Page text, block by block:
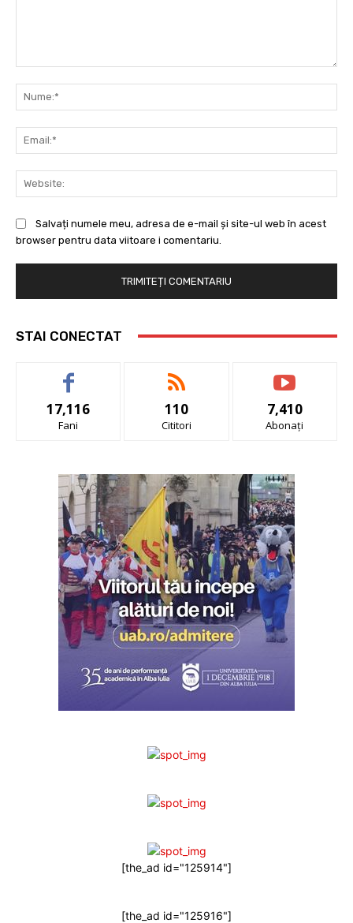
Salvați numele meu, adresa de e-mail și site-ul web în acest
browser pentru data viitoare i comentariu.
STAI CONECTAT
17,116
Fani
110
Cititori
7,410
Abonați
[the_ad id="125914"]
[the_ad id="125916"]